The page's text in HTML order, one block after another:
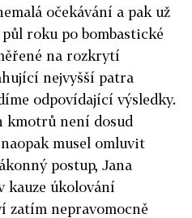
očekávání a pak už
roku po bombastické
na rozkrytí
nejvyšší patra
odpovídající výsledky.
kmotrů není dosud
musel omluvit
postup, Jana
kauze úkolování
zatím nepravomocně